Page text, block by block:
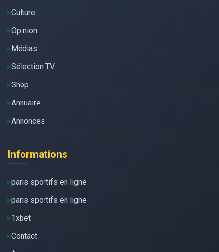
Culture
Opinion
Médias
Sélection TV
Shop
Annuaire
Annonces
Informations
paris sportifs en ligne
paris sportifs en ligne
1xbet
Contact